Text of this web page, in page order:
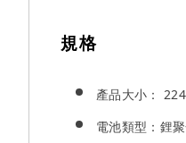
規格
產品大小：
電池類型：鋰